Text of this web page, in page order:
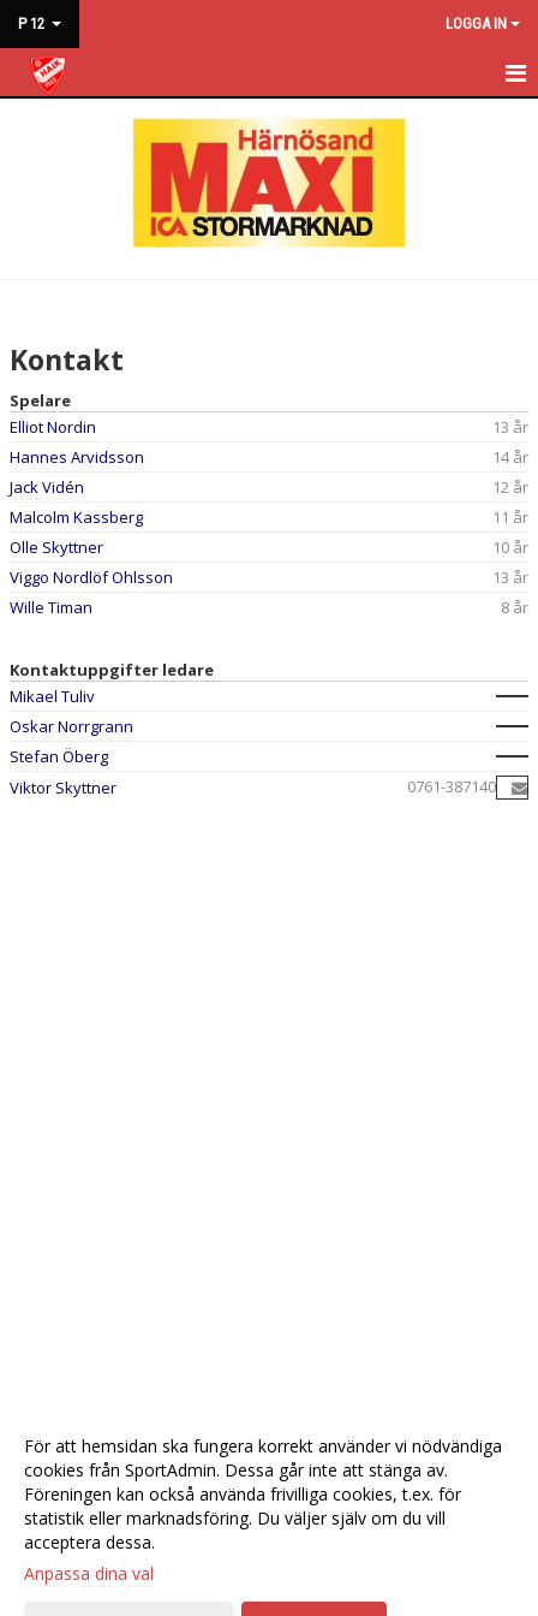
P 12 LOGGA IN
Kontakt
Spelare
Elliot Nordin
13 år
Hannes Arvidsson
14 år
Jack Vidén
12 år
Malcolm Kassberg
11 år
Olle Skyttner
10 år
Viggo Nordlöf Ohlsson
13 år
Wille Timan
8 år
Kontaktuppgifter ledare
Mikael Tuliv
Oskar Norrgrann
Stefan Öberg
Viktor Skyttner
0761-387140
För att hemsidan ska fungera korrekt använder vi nödvändiga
cookies från SportAdmin. Dessa går inte att stänga av.
Föreningen kan också använda frivilliga cookies, t.ex. för
statistik eller marknadsföring. Du väljer själv om du vill
acceptera dessa.
Anpassa dina val